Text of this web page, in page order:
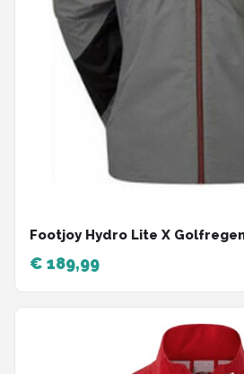
Footjoy Hydro Lite X
€ 189,99